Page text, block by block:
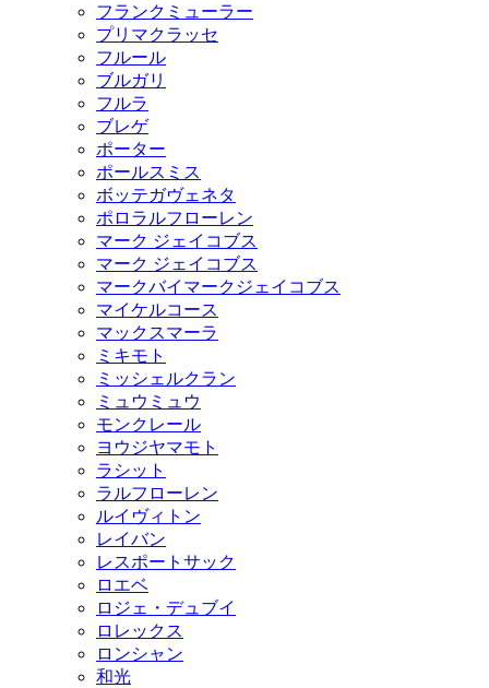
フランクミューラー
プリマクラッセ
フルール
ブルガリ
フルラ
ブレゲ
ポーター
ポールスミス
ボッテガヴェネタ
ポロラルフローレン
マーク ジェイコブス
マーク ジェイコブス
マークバイマークジェイコブス
マイケルコース
マックスマーラ
ミキモト
ミッシェルクラン
ミュウミュウ
モンクレール
ヨウジヤマモト
ラシット
ラルフローレン
ルイヴィトン
レイバン
レスポートサック
ロエベ
ロジェ・デュブイ
ロレックス
ロンシャン
和光